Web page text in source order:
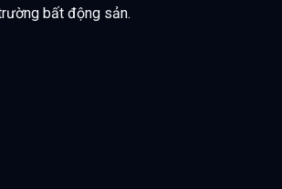
bất động sản.